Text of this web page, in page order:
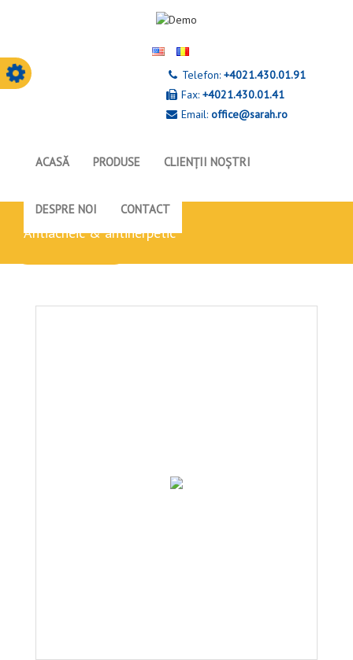
Telefon: +4021.430.01.91
Fax: +4021.430.01.41
Email: office@sarah.ro
ACASĂ PRODUSE CLIENȚII NOȘTRI
DESPRE NOI CONTACT
antiacneic & antiherpetic